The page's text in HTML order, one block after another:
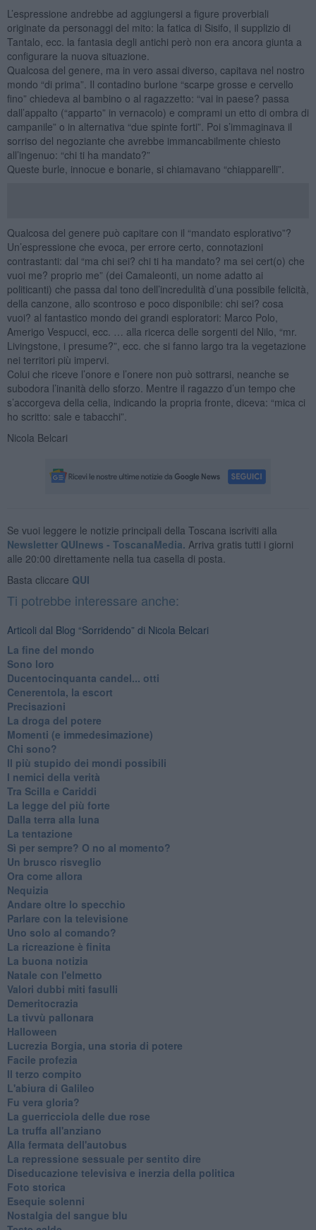
L’espressione andrebbe ad aggiungersi a figure proverbiali
originate da personaggi del mito: la fatica di Sisifo, il supplizio di
Tantalo, ecc. la fantasia degli antichi però non era ancora giunta a
configurare la nuova situazione.
Qualcosa del genere, ma in vero assai diverso, capitava nel nostro
mondo “di prima”. Il contadino burlone “scarpe grosse e cervello
fino” chiedeva al bambino o al ragazzetto: “vai in paese? passa
dall’appalto (“apparto” in vernacolo) e comprami un etto di ombra di
campanile” o in alternativa “due spinte forti”. Poi s’immaginava il
sorriso del negoziante che avrebbe immancabilmente chiesto
all’ingenuo: “chi ti ha mandato?”
Queste burle, innocue e bonarie, si chiamavano “chiapparelli”.
Qualcosa del genere può capitare con il “mandato esplorativo”?
Un’espressione che evoca, per errore certo, connotazioni
contrastanti: dal “ma chi sei? chi ti ha mandato? ma sei cert(o) che
vuoi me? proprio me” (dei Camaleonti, un nome adatto ai
politicanti) che passa dal tono dell’incredulità d’una possibile felicità,
della canzone, allo scontroso e poco disponibile: chi sei? cosa
vuoi? al fantastico mondo dei grandi esploratori: Marco Polo,
Amerigo Vespucci, ecc. … alla ricerca delle sorgenti del Nilo, “mr.
Livingstone, i presume?”, ecc. che si fanno largo tra la vegetazione
nei territori più impervi.
Colui che riceve l’onore e l’onere non può sottrarsi, neanche se
subodora l’inanità dello sforzo. Mentre il ragazzo d’un tempo che
s’accorgeva della celia, indicando la propria fronte, diceva: “mica ci
ho scritto: sale e tabacchi”.
Nicola Belcari
Se vuoi leggere le notizie principali della Toscana iscriviti alla
Newsletter QUInews - ToscanaMedia. Arriva gratis tutti i giorni
alle 20:00 direttamente nella tua casella di posta.
Basta cliccare QUI
Ti potrebbe interessare anche:
Articoli dal Blog “Sorridendo” di Nicola Belcari
La fine del mondo
Sono loro
Ducentocinquanta candel... otti
Cenerentola, la escort
Precisazioni
La droga del potere
Momenti (e immedesimazione)
Chi sono?
Il più stupido dei mondi possibili
I nemici della verità
Tra Scilla e Cariddi
La legge del più forte
Dalla terra alla luna
La tentazione
​Sì per sempre? O no al momento?
Un brusco risveglio
Ora come allora
Nequizia
Andare oltre lo specchio
Parlare con la televisione
Uno solo al comando?
La ricreazione è finita
La buona notizia
Natale con l'elmetto
Valori dubbi miti fasulli
Demeritocrazia
La tivvù pallonara
Halloween
​Lucrezia Borgia, una storia di potere
Facile profezia
Il terzo compito
L'abiura di Galileo
Fu vera gloria?
La guerricciola delle due rose
La truffa all'anziano
Alla fermata dell'autobus
La repressione sessuale per sentito dire
Diseducazione televisiva e inerzia della politica
Foto storica
Esequie solenni
Nostalgia del sangue blu